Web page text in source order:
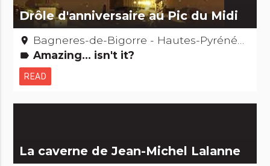
Drôle d'anniversaire au Pic du Midi
place Bagneres-de-Bigorre - Hautes-Pyrénées
label Amazing... isn't it?
READ
La caverne de Jean-Michel Lalanne